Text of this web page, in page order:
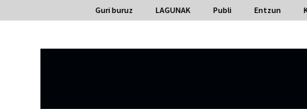
Guri buruz LAGUNAK Publi Entzun